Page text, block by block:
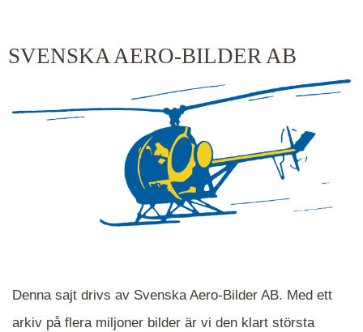
SVENSKA AERO-BILDER AB
Denna sajt drivs av Svenska Aero-Bilder AB. Med ett
arkiv på flera miljoner bilder är vi den klart största